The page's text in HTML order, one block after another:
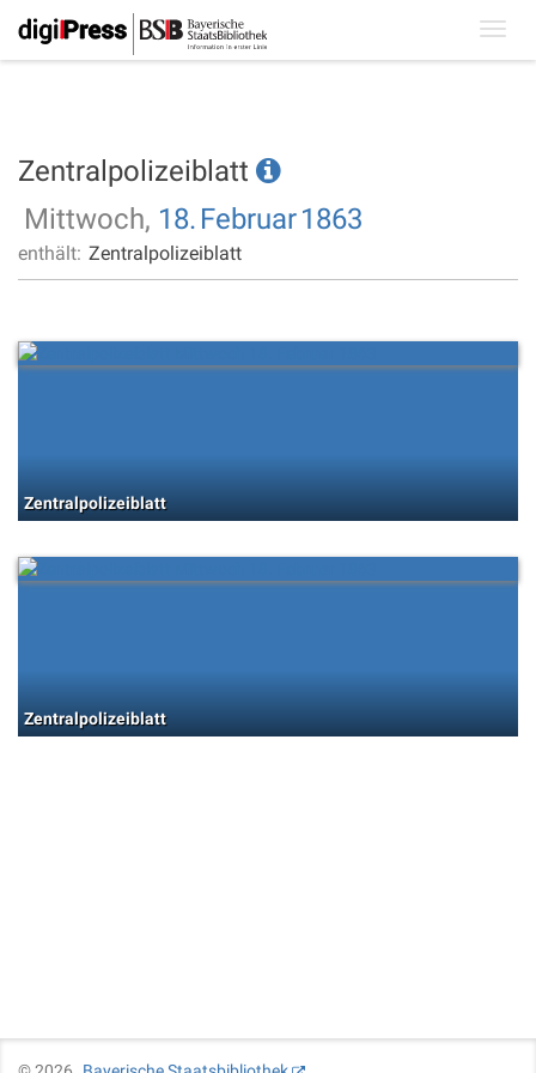
Zentralpolizeiblatt
Mittwoch, 18. Februar1863
enthält: Zentralpolizeiblatt
Zentralpolizeiblatt
Zentralpolizeiblatt